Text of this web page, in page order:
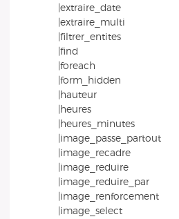
|extraire_date
|extraire_multi
|filtrer_entites
|find
|foreach
|form_hidden
|hauteur
|heures
|heures_minutes
|image_passe_partout
|image_recadre
|image_reduire
|image_reduire_par
|image_renforcement
|image_select